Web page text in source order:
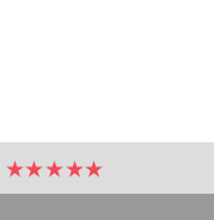
★★★★★